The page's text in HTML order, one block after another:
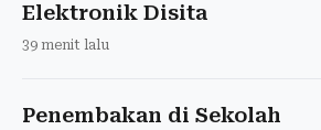
Elektronik Disita
39 menit lalu
Penembakan di Sekolah